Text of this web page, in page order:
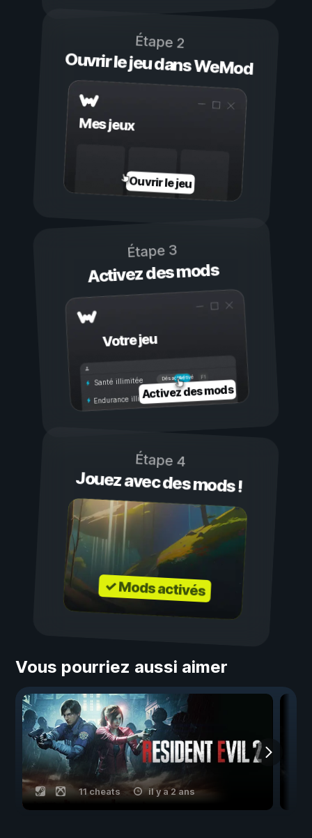
Étape 2
Ouvrir le jeu dans WeMod
Mes jeux
Ouvrir le jeu
Étape 3
Activez des mods
Votre jeu
Activé
Désactivé
Santé illimitée
Endurance illimitéeActivez des mods
Étape 4
Jouez avec des mods !
✓ Mods activés
Vous pourriez aussi aimer
11 cheats il y a 2 ans